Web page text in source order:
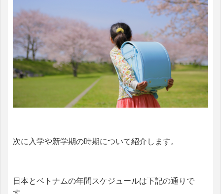
次に入学や新学期の時期について紹介します。
日本とベトナムの年間スケジュールは下記の通りで